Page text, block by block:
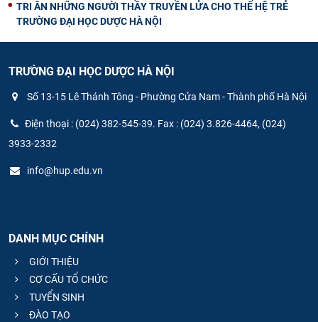
TRI ÂN NHỮNG NGƯỜI THẦY TRUYỀN LỬA CHO THẾ HỆ TRẺ
TRƯỜNG ĐẠI HỌC DƯỢC HÀ NỘI
TRƯỜNG ĐẠI HỌC DƯỢC HÀ NỘI
Số 13-15 Lê Thánh Tông - Phường Cửa Nam - Thành phố Hà Nội
Điện thoại : (024) 382-545-39. Fax : (024) 3.826-4464, (024)
3933-2332
info@hup.edu.vn
DANH MỤC CHÍNH
GIỚI THIỆU
CƠ CẤU TỔ CHỨC
TUYỂN SINH
ĐÀO TẠO